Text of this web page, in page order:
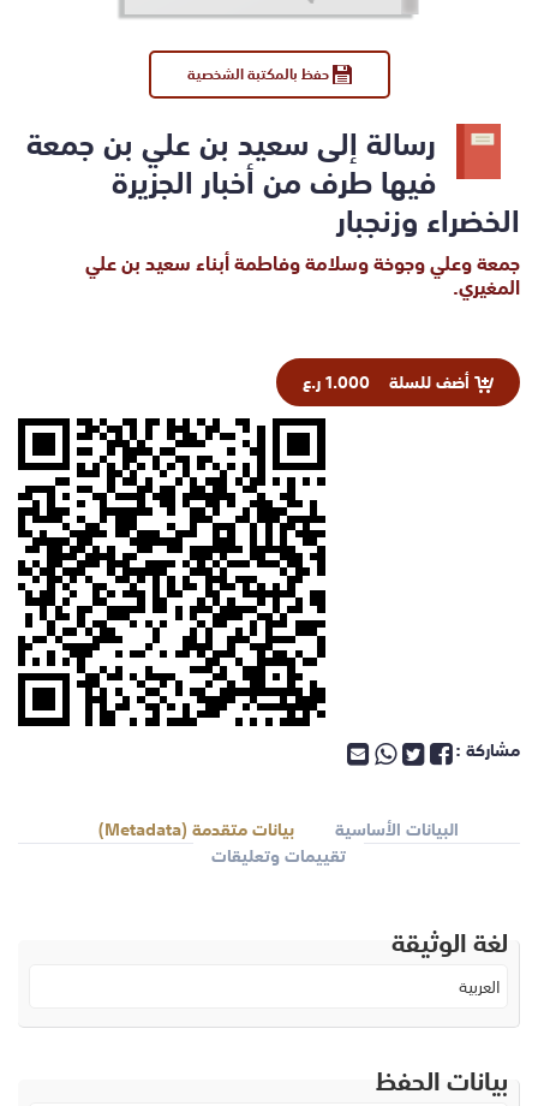
حفظ بالمكتبة الشخصية
رسالة إلى سعيد بن علي بن جمعة
فيها طرف من أخبار الجزيرة
الخضراء وزنجبار
جمعة وعلي وجوخة وسلامة وفاطمة أبناء سعيد بن علي
المغيري.
أضف للسلة 1.000 ر.ع
مشاركة :
البيانات الأساسية
بيانات متقدمة (Metadata)
تقييمات وتعليقات
لغة الوثيقة
العربية
بيانات الحفظ